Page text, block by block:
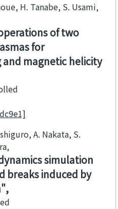
H. Tanabe, S. Usami,
of two
for
magnetic helicity
A. Nakata, S.
simulation
breaks induced by